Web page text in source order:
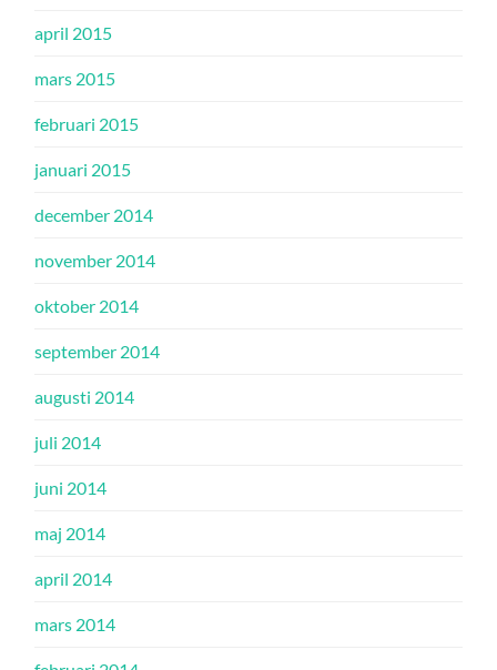
april 2015
mars 2015
februari 2015
januari 2015
december 2014
november 2014
oktober 2014
september 2014
augusti 2014
juli 2014
juni 2014
maj 2014
april 2014
mars 2014